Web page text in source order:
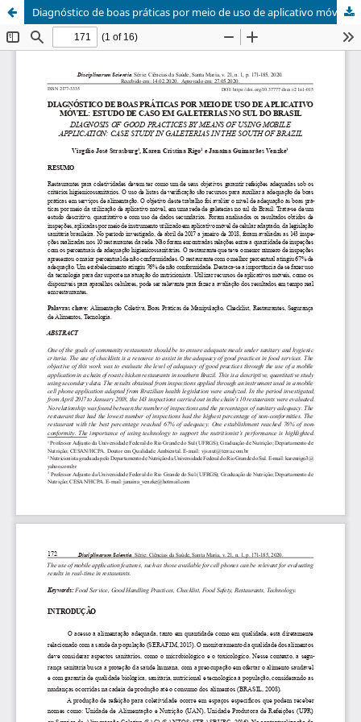
Diagnóstico de boas práticas por meio de uso de aplicativo móvel: estudo de caso em galeterias no Sul do Brasil